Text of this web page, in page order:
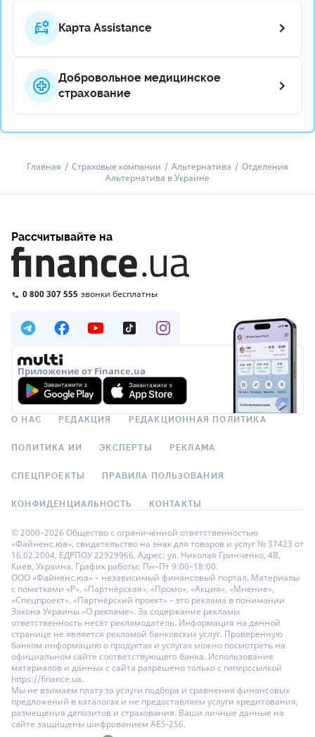
Карта Assistance
Добровольное медицинское
страхование
Главная Страховые компании Альтернатива
Отделения
Альтернатива в Украине
Рассчитывайте на
0 800 307 555 звонки бесплатны
Приложение от Finance.ua
О НАС РЕДАКЦИЯ РЕДАКЦИОННАЯ ПОЛИТИКА
ПОЛИТИКА ИИ ЭКСПЕРТЫ РЕКЛАМА
СПЕЦПРОЕКТЫ ПРАВИЛА ПОЛЬЗОВАНИЯ
КОНФИДЕНЦИАЛЬНОСТЬ КОНТАКТЫ
© 2000–2026 Общество с ограниченной ответственностью
«Файненс.юа», свидетельство на знак для товаров и услуг № 37423 от
16.02.2004, ЕДРПОУ 22929966. Адрес: ул. Николая Гринченко, 4В,
Киев, Украина. График работы: Пн–Пт 9:00–18:00.
ООО «Файненс.юа» – независимый финансовый портал. Материалы
с пометками «Р», «Партнёрская», «Промо», «Акция», «Мнение»,
«Спецпроект», «Партнёрский проект» – это реклама в понимании
Закона Украины «О рекламе». За содержание рекламы
ответственность несёт рекламодатель. Информация на данной
странице не является рекламой банковских услуг. Проверенную
банком информацию о продуктах и услугах можно посмотреть на
официальном сайте соответствующего банка. Использование
материалов и данных с сайта разрешено только с гиперссылкой
https://finance.ua.
Мы не взимаем плату за услуги подбора и сравнения финансовых
предложений в каталогах и не предоставляем услуги кредитования,
размещения депозитов и страхования. Ваши личные данные на
сайте защищены шифрованием AES-256.